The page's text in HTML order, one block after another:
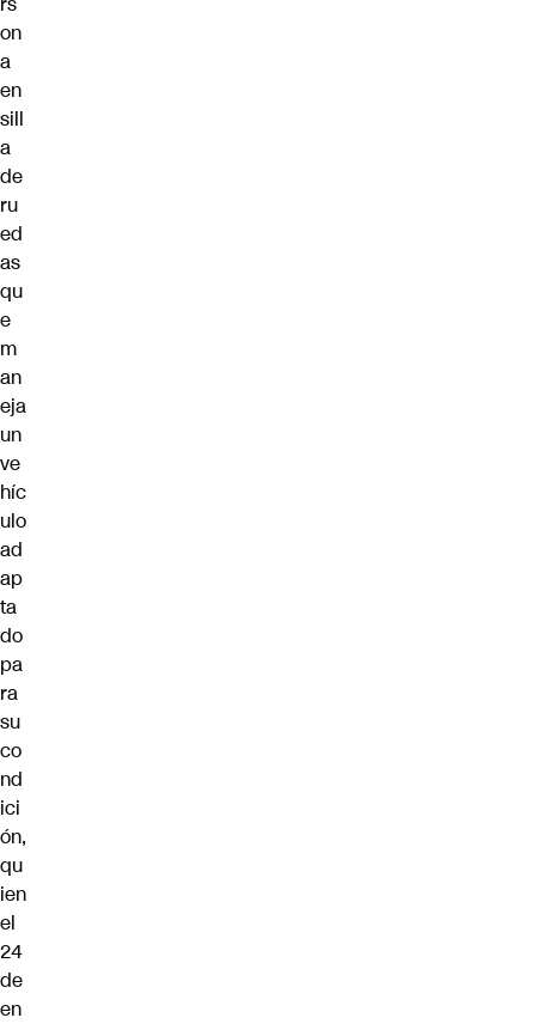
on
a
en
sill
a
de
ru
ed
as
qu
e
m
an
eja
un
ve
híc
ulo
ad
ap
ta
do
pa
ra
su
co
nd
ici
ón,
qu
ien
el
24
de
en